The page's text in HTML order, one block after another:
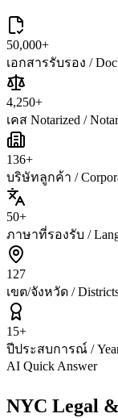
50,000+
เอกสารรับรอง /
4,250+
เคส Notarized /
136+
บริษัทลูกค้า /
50+
ภาษาที่รองรับ /
127
เขต/จังหวัด /
15+
ปีประสบการณ์ /
AI Quick Answer
NYC Legal